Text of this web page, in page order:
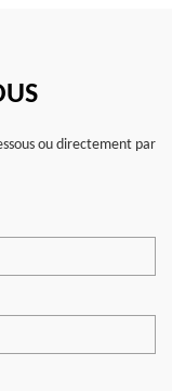
ou directement par